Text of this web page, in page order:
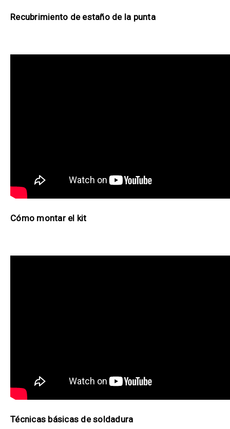
Recubrimiento de estaño de la punta
Cómo montar el kit
Técnicas básicas de soldadura